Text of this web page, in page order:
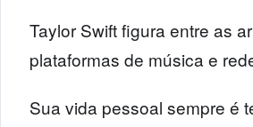
Taylor Swift figura entre as
plataformas de música e
Sua vida pessoal sempre é